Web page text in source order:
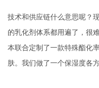
技术和供应链什么意思呢？
的乳化剂体系都用遍了，很
本联合定制了一款特殊酯化
肤。我们做了一个保湿度各